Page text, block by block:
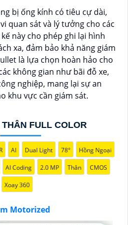
chỉnh tiêu cự của ống kính
dàng từ xa, giúp quan sát các
xác và rõ ràng. Hình ảnh
chi tiết, giúp bạn dễ dàng
tiết trong hình ảnh.
bị ống kính có tiêu cự dài,
quan sát và lý tưởng cho các
này cho phép ghi lại hình
xa, đảm bảo khả năng giám
là lựa chọn hoàn hảo cho
không gian như bãi đỗ xe,
nghiệp, mang lại sự an
khu vực cần giám sát.
FULL COLOR
AI Dual Light 78° Hồng Ngoại
AI Coding 2.0 MP Thân CMOS
Xoay 360
Motorized